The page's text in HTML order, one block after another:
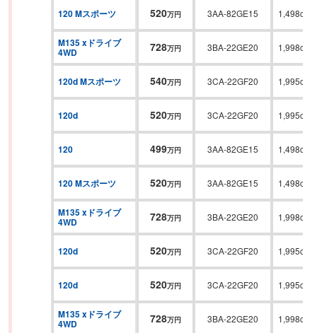
120 Mスポーツ 520万円 3AA-82GE15 1,498cc
M135 xドライブ
4WD 728万円 3BA-22GE20 1,998cc
120d Mスポーツ 540万円 3CA-22GF20 1,995cc
120d 520万円 3CA-22GF20 1,995cc
120 499万円 3AA-82GE15 1,498cc
120 Mスポーツ 520万円 3AA-82GE15 1,498cc
M135 xドライブ
4WD 728万円 3BA-22GE20 1,998cc
120d 520万円 3CA-22GF20 1,995cc
120d 520万円 3CA-22GF20 1,995cc
M135 xドライブ
4WD 728万円 3BA-22GE20 1,998cc